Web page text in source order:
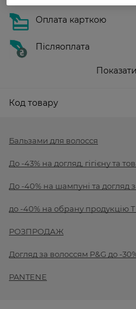
Оплата карткою
Післяоплата
Код товару
Бальзами для волосся
До -43% на догляд, гігієну та
До -40% на шампуні та догляд
до -40% на обрану продукцію
РОЗПРОДАЖ
Догляд за волоссям P&G до -
PANTENE